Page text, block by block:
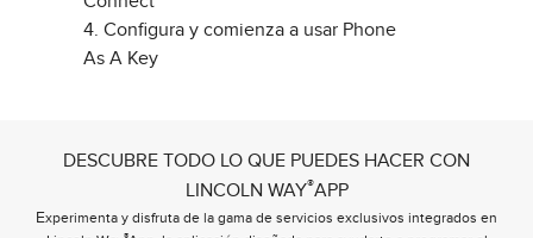
4. Configura y comienza a usar Phone
As A Key
DESCUBRE TODO LO QUE PUEDES HACER CON
LINCOLN WAY®APP
Experimenta y disfruta de la gama de servicios exclusivos integrados en